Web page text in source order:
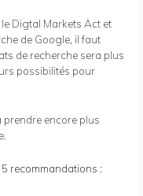
Digtal Markets Act et
de Google, il faut
de recherche sera plus
possibilités pour
prendre encore plus
recommandations :